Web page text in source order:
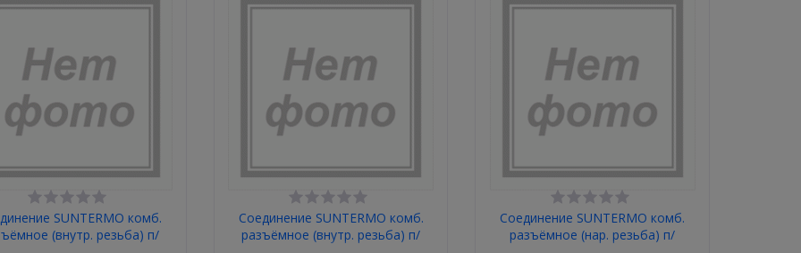
SUNTERMO комб.
(внутр. резьба) п/
Соединение SUNTERMO комб.
разъёмное (внутр. резьба) п/
Соединение SUNTERMO комб.
разъёмное (нар. резьба) п/